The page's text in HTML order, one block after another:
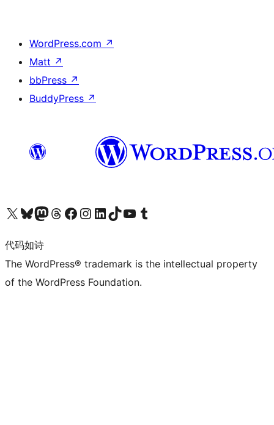
WordPress.com ↗
Matt ↗
bbPress ↗
BuddyPress ↗
关注我们的 X（原 Twitter）账号访问我们的 Bluesky 账号关注我们的 Mastodon 账号访问我们的 Threads 账号 访问我们的 Facebook 公共主页关注我们的 Instagram 账号 关注我们的 LinkedIn 主页访问我们的 TikTok 账号访问我们的 YouTube 频道 访问我们的 Tumblr 账号
代码如诗
The WordPress® trademark is the intellectual property
of the WordPress Foundation.